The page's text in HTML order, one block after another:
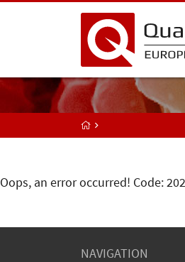
Oops, an error occurred! Code:
NAVIGATION